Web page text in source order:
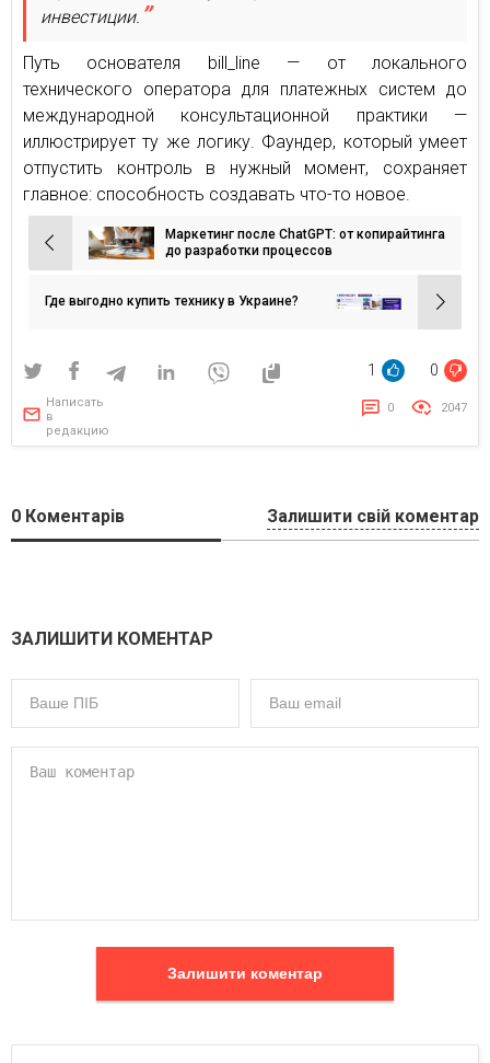
инвестиции.
Путь основателя bill_line — от локального
технического оператора для платежных систем до
международной консультационной практики —
иллюстрирует ту же логику. Фаундер, который умеет
отпустить контроль в нужный момент, сохраняет
главное: способность создавать что-то новое.
Навигация
по
записям
Маркетинг после ChatGPT: от копирайтинга
до разработки процессов
Где выгодно купить технику в Украине?
1 0
Написать
в
редакцию
0 2047
0 Коментарів Залишити свій коментар
ЗАЛИШИТИ КОМЕНТАР
Залишити коментар